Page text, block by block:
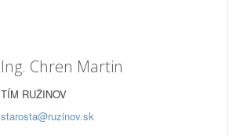
Ing. Chren Martin
TÍM RUŽINOV
starosta@ruzinov.sk